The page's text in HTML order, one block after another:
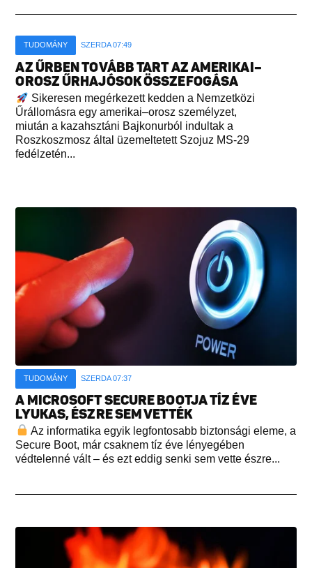
TUDOMÁNY SZERDA 07:49
AZ ŰRBEN TOVÁBB TART AZ AMERIKAI–
OROSZ ŰRHAJÓSOK ÖSSZEFOGÁSA
Sikeresen megérkezett kedden a Nemzetközi
Űrállomásra egy amerikai–orosz személyzet,
miután a kazahsztáni Bajkonurból indultak a
Roszkoszmosz által üzemeltetett Szojuz MS-29
fedélzetén...
TUDOMÁNY SZERDA 07:37
A MICROSOFT SECURE BOOTJA TÍZ ÉVE
LYUKAS, ÉSZRE SEM VETTÉK
Az informatika egyik legfontosabb biztonsági eleme, a
Secure Boot, már csaknem tíz éve lényegében
védtelenné vált – és ezt eddig senki sem vette észre...